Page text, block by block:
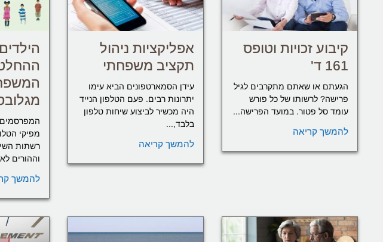
קיבוע זכויות וטופס
161 ד'
הגעתם או שאתם מתקרבים לגיל
פרישה? לרשותו של כל פורש
עומד סל פטור. במועד הפרישה...
להמשך קריאה
אפליקציות ניהול
תקציב משפחתי
עידן הסמארטפונים הביא עימו
יתרונות רבים. פעם הטלפון הנייד
היה מכשיר לביצוע שיחות טלפון
בלבד,...
להמשך קריאה
מפיקי
רשתות
וההורים
להמשך